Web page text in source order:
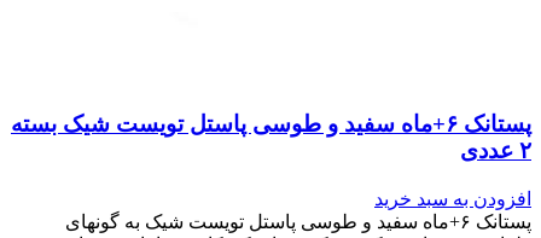
پستانک ۶+ماه سفید و طوسی پاستل تویست شیک بسته
۲ عددی
افزودن به سبد خرید
پستانک ۶+ماه سفید و طوسی پاستل تویست شیک به گونه‎ای